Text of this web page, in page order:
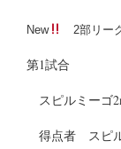
New 2部リー
第1試合
スピルミー
得点者 スピル